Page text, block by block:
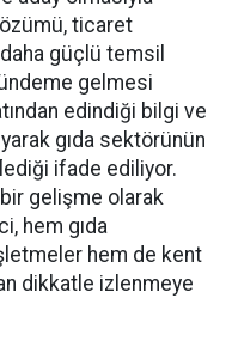
ticaret
daha güçlü temsil
gelmesi
edindiği bilgi ve
gıda sektörünün
ifade ediliyor.
gelişme olarak
hem gıda
hem de kent
dikkatle izlenmeye